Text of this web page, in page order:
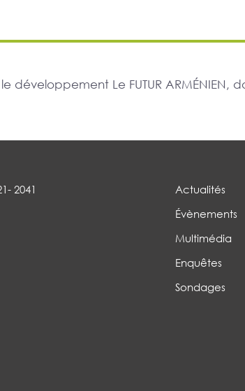
développement Le FUTUR ARMÉNIEN,
2041
Actualités
Évènements
Multimédia
Enquêtes
Sondages